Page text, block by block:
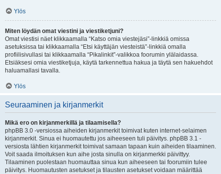
Ylös
Miten löydän omat viestini ja viestiketjuni?
Omat viestisi näet klikkaamalla “Katso omia viestejäsi”-linkkiä omissa
asetuksissa tai klikkaamalla “Etsi käyttäjän viesteistä”-linkkiä omalla
profiilisivullasi tai klikkaamalla “Pikalinkit”-valikkoa foorumin ylälaidassa.
Etsiäksesi omia viestiketjuja, käytä tarkennettua hakua ja täytä sen hakuehdot
haluamallasi tavalla.
Ylös
Seuraaminen ja kirjanmerkit
Mikä ero on kirjanmerkillä ja tilaamisella?
phpBB 3.0 -versiossa aiheiden kirjanmerkit toimivat kuten internet-selaimen
kirjanmerkit. Sinua ei huomautettu jos aiheeseen tuli päivitys. phpBB 3.1 -
versiosta lähtien kirjanmerkit toimivat samaan tapaan kuin aiheiden tilaaminen.
Voit saada ilmoituksen kun aihe josta sinulla on kirjanmerkki päivittyy.
Tilaaminen puolestaan huomauttaa sinua kun aiheeseen tai foorumiin tulee
päivitys. Huomautusten asetukset ja tilausten asetukset voidaan määrittää